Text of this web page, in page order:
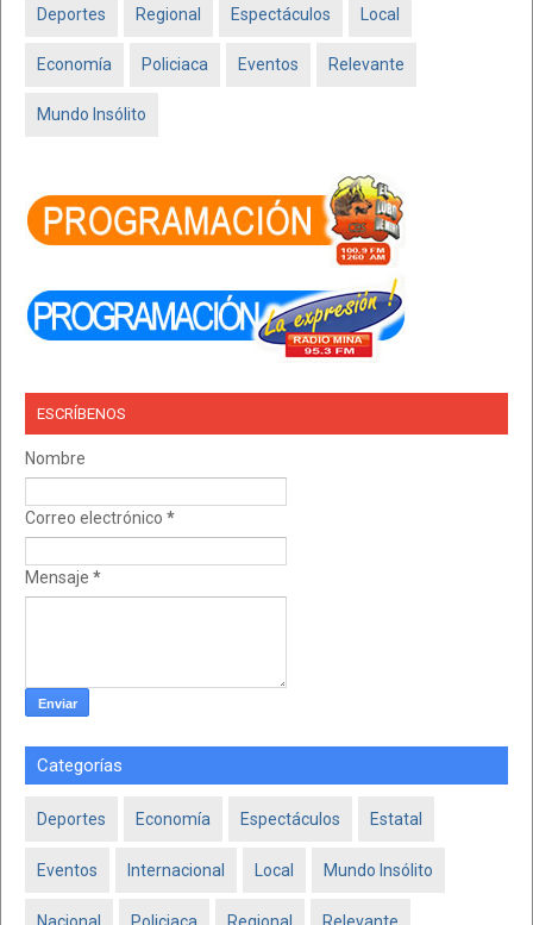
Deportes Regional Espectáculos Local
Economía Policiaca Eventos Relevante
Mundo Insólito
ESCRÍBENOS
Nombre
Correo electrónico *
Mensaje *
Categorías
Deportes Economía Espectáculos Estatal
Eventos Internacional Local Mundo Insólito